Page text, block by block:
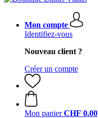
Mon compte
Identifiez-vous
Nouveau client ?
Créer un compte
Mon panier CHF 0.00